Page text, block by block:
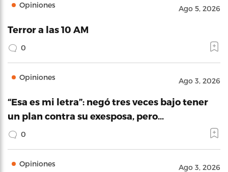
Opiniones Ago 5, 2026
Terror a las 10 AM
0
Opiniones Ago 3, 2026
“Esa es mi letra”: negó tres veces bajo tener
un plan contra su exesposa, pero…
0
Opiniones Ago 3, 2026